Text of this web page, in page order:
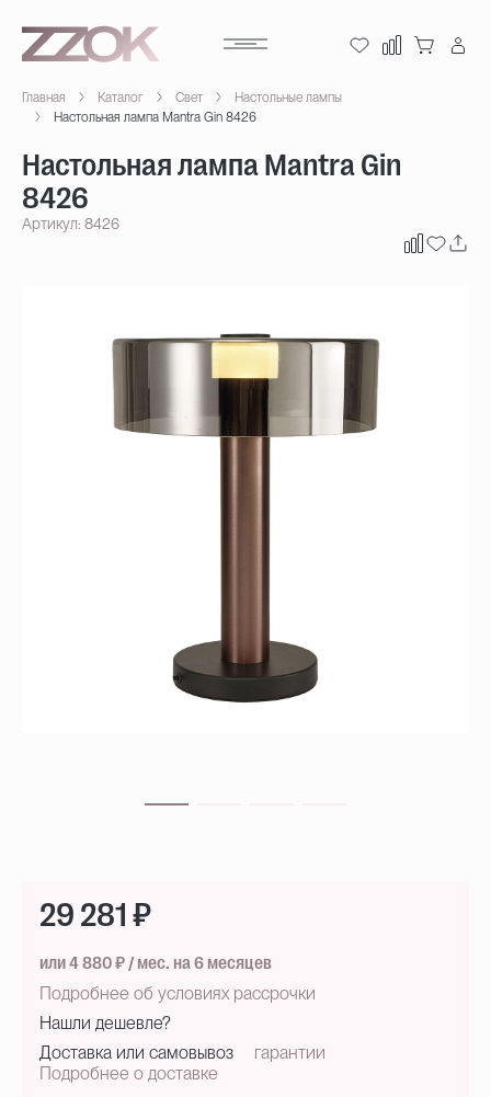
Главная Каталог Свет
Настольные лампы
Настольная лампа Mantra Gin 8426
Настольная лампа Mantra Gin
8426
Артикул: 8426
29 281 ₽
или 4 880 ₽ / мес. на 6 месяцев
Подробнее об условиях рассрочки
Нашли дешевле?
Доставка или самовывоз
Подробнее о доставке
гарантии